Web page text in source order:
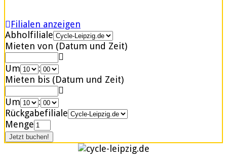
Filialen anzeigen
Abholfiliale
Mieten von (Datum und Zeit)
Um
:
Mieten bis (Datum und Zeit)
Um
:
Rückgabefiliale
Menge